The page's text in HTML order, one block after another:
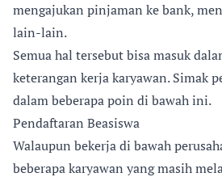
mengajukan pinjaman ke bank,
lain-lain.
Semua hal tersebut bisa masuk
keterangan kerja karyawan. Simak
dalam beberapa poin di bawah ini.
Pendaftaran Beasiswa
Walaupun bekerja di bawah
beberapa karyawan yang masih